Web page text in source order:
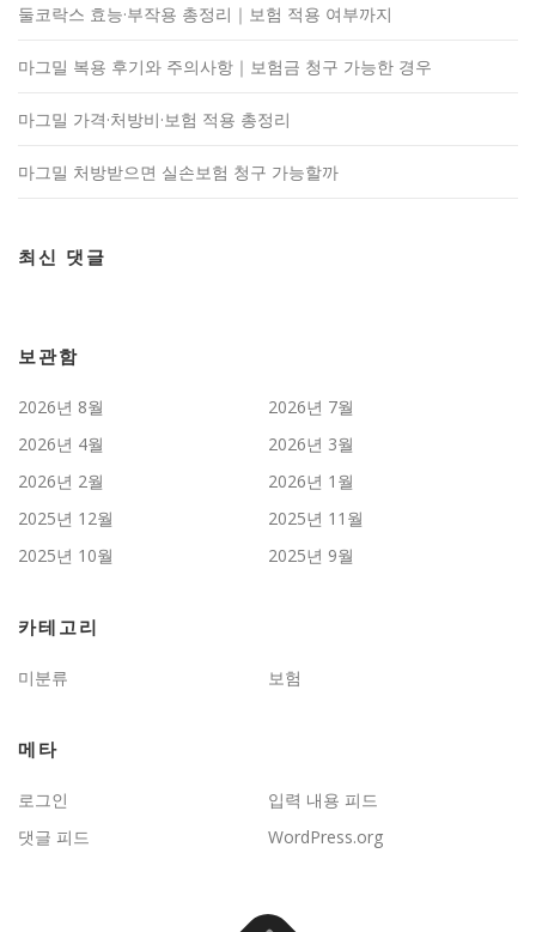
둘코락스 효능·부작용 총정리｜보험 적용 여부까지
마그밀 복용 후기와 주의사항｜보험금 청구 가능한 경우
마그밀 가격·처방비·보험 적용 총정리
마그밀 처방받으면 실손보험 청구 가능할까
최신 댓글
보관함
2026년 8월
2026년 7월
2026년 4월
2026년 3월
2026년 2월
2026년 1월
2025년 12월
2025년 11월
2025년 10월
2025년 9월
카테고리
미분류 보험
메타
로그인
입력 내용 피드
댓글 피드
WordPress.org